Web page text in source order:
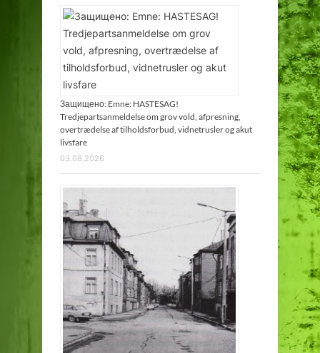
Защищено: Emne: HASTESAG!
Tredjepartsanmeldelse om grov vold, afpresning,
overtrædelse af tilholdsforbud, vidnetrusler og akut
livsfare
03.08.2026